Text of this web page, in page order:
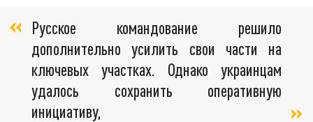
Русское командование решило
дополнительно усилить свои части на
ключевых участках. Однако украинцам
удалось сохранить оперативную
инициативу,